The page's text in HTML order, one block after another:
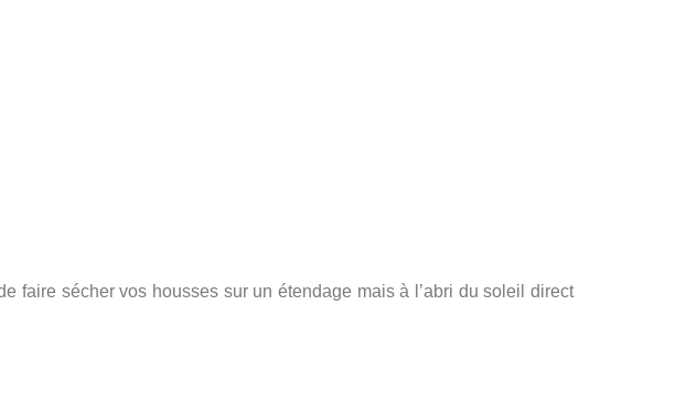
faire sécher vos housses sur un étendage mais à l’abri du soleil direct